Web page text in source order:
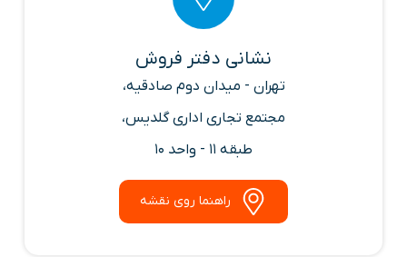
نشانی دفتر فروش
تهران - میدان دوم صادقیه،
مجتمع تجاری اداری گلدیس،
طبقه 11 - واحد 10
راهنما روی نقشه